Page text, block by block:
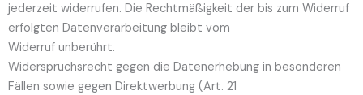
jederzeit widerrufen. Die Rechtmäßigkeit der bis zum Widerruf
erfolgten Datenverarbeitung bleibt vom
Widerruf unberührt.
Widerspruchsrecht gegen die Datenerhebung in besonderen
Fällen sowie gegen Direktwerbung (Art. 21